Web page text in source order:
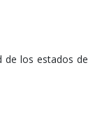
de los estados de